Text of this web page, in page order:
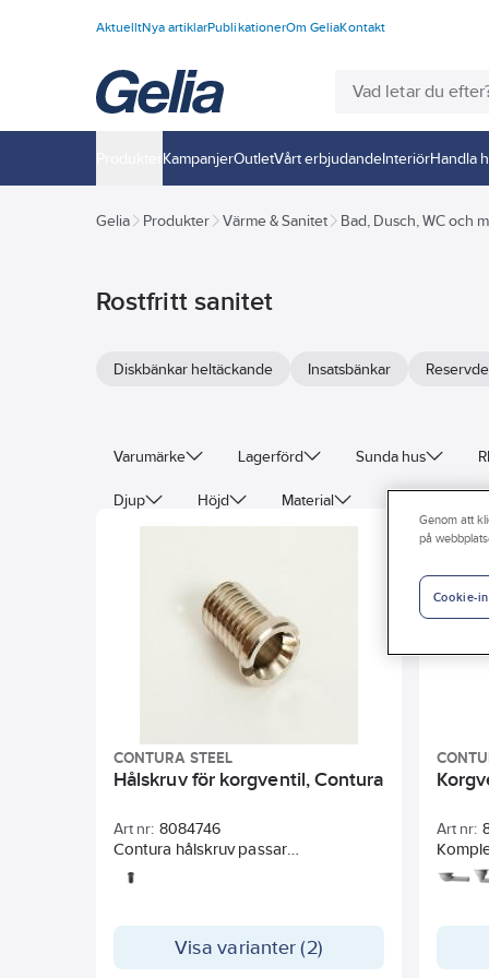
AktuelltNya artiklarPublikationerOm GeliaKontakt
KampanjerOutletVårt erbjudandeInteriörHandla
Gelia Produkter Värme & Sanitet Bad, Dusch, WC och
Rostfritt sanitet
Diskbänkar heltäckande Insatsbänkar
Varumärke Lagerförd Sunda hus
Djup Höjd Material
Anti-bakteriell
Med bottenventil och integrerat bräddavlopp
Med bräddavlopp
CONTURA STEEL
Hålskruv för korgventil, Contura
Art nr: 8084746
Contura hålskruv passar
köksvattenlås.
Visa varianter (2)
Art nr:
passar
Genom att
på
Cookie-